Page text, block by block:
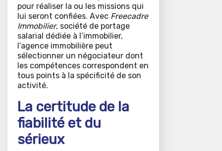
pour réaliser la ou les missions qui
lui seront confiées. Avec Freecadre
Immobilier, société de portage
salarial dédiée à l’immobilier,
l’agence immobilière peut
sélectionner un négociateur dont
les compétences correspondent en
tous points à la spécificité de son
activité.
La certitude de la
fiabilité et du
sérieux